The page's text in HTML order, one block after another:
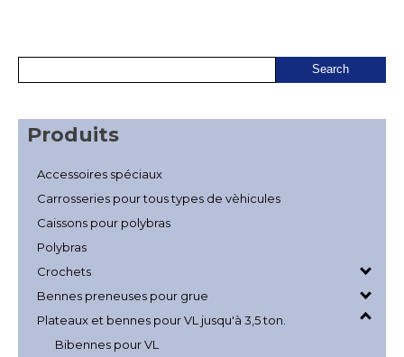
Produits
Accessoires spéciaux
Carrosseries pour tous types de vèhicules
Caissons pour polybras
Polybras
Crochets
Bennes preneuses pour grue
Plateaux et bennes pour VL jusqu'à 3,5 ton.
Bibennes pour VL